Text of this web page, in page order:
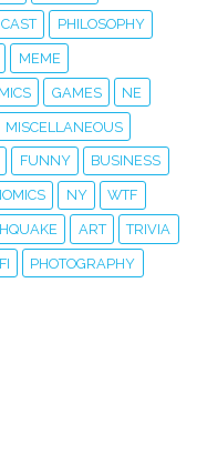
PHILOSOPHY
MEME
GAMES NE
MISCELLANEOUS
FUNNY BUSINESS
NY WTF
ART TRIVIA
PHOTOGRAPHY